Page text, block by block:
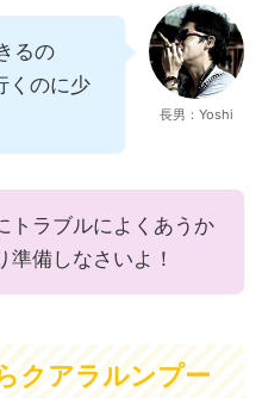
るの
くのに少
長男：Yoshi
トラブルによくあうか
準備しなさいよ！
クアラルンプー